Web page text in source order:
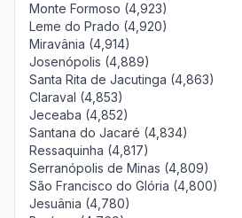
Monte Formoso (4,923)
Leme do Prado (4,920)
Miravânia (4,914)
Josenópolis (4,889)
Santa Rita de Jacutinga (4,863)
Claraval (4,853)
Jeceaba (4,852)
Santana do Jacaré (4,834)
Ressaquinha (4,817)
Serranópolis de Minas (4,809)
São Francisco do Glória (4,800)
Jesuânia (4,780)